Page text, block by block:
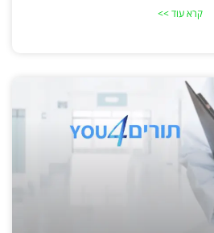
קרא עוד >>